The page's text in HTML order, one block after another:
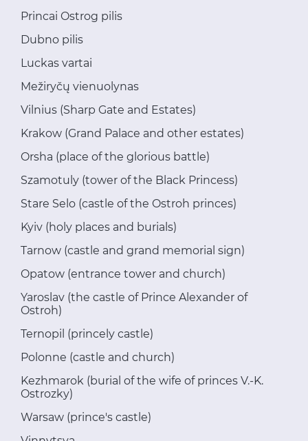
Princai Ostrog pilis
Dubno pilis
Luckas vartai
Mežiryčų vienuolynas
Vilnius (Sharp Gate and Estates)
Krakow (Grand Palace and other estates)
Orsha (place of the glorious battle)
Szamotuly (tower of the Black Princess)
Stare Selo (castle of the Ostroh princes)
Kyiv (holy places and burials)
Tarnow (castle and grand memorial sign)
Opatow (entrance tower and church)
Yaroslav (the castle of Prince Alexander of
Ostroh)
Ternopil (princely castle)
Polonne (castle and church)
Kezhmarok (burial of the wife of princes V.-K.
Ostrozky)
Warsaw (prince's castle)